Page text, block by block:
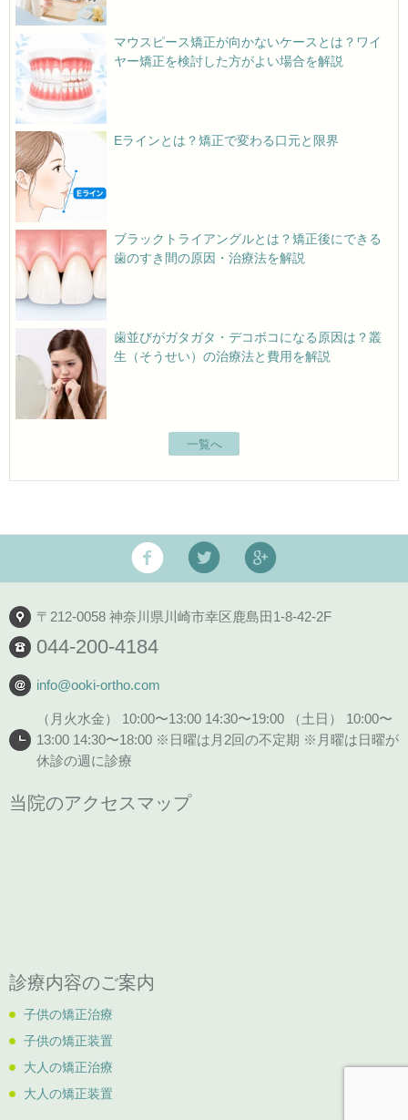
マウスピース矯正が向かないケースとは？ワイ
ヤー矯正を検討した方がよい場合を解説
Eラインとは？矯正で変わる口元と限界
ブラックトライアングルとは？矯正後にできる
歯のすき間の原因・治療法を解説
歯並びがガタガタ・デコボコになる原因は？叢
生（そうせい）の治療法と費用を解説
一覧へ
〒212-0058 神奈川県川崎市幸区鹿島田1-8-42-2F
044-200-4184
info@ooki-ortho.com
（月火水金） 10:00〜13:00 14:30〜19:00 （土日） 10:00〜
13:00 14:30〜18:00 ※日曜は月2回の不定期 ※月曜は日曜が
休診の週に診療
当院のアクセスマップ
診療内容のご案内
子供の矯正治療
子供の矯正装置
大人の矯正治療
大人の矯正装置